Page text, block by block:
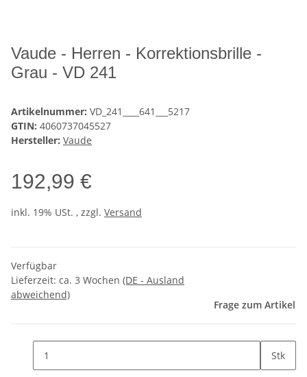
Vaude - Herren - Korrektionsbrille -
Grau - VD 241
Artikelnummer: VD_241____641___5217
GTIN: 4060737045527
Hersteller: Vaude
192,99 €
inkl. 19% USt. , zzgl. Versand
Verfügbar
Lieferzeit: ca. 3 Wochen (DE - Ausland
abweichend)
Frage zum Artikel
Stk